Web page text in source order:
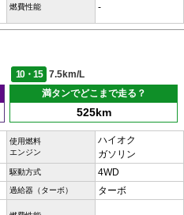
燃費性能 -
10・15
7.5km/L
満タンでどこまで走る？
525km
使用燃料
エンジン
ハイオク
ガソリン
駆動方式 4WD
過給器（ターボ） ターボ